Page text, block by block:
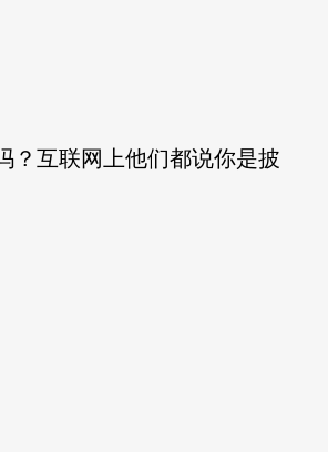
互联网上他们都说你是披